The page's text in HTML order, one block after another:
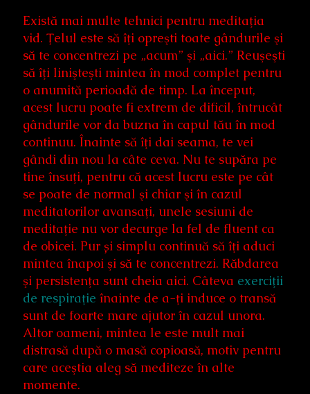
Există mai multe tehnici pentru meditaţia
vid. Ţelul este să îţi opreşti toate gândurile şi
să te concentrezi pe „acum” şi „aici.” Reuşeşti
să îţi linişteşti mintea în mod complet pentru
o anumită perioadă de timp. La început,
acest lucru poate fi extrem de dificil, întrucât
gândurile vor da buzna în capul tău în mod
continuu. Înainte să îţi dai seama, te vei
gândi din nou la câte ceva. Nu te supăra pe
tine însuţi, pentru că acest lucru este pe cât
se poate de normal şi chiar şi în cazul
meditatorilor avansaţi, unele sesiuni de
meditaţie nu vor decurge la fel de fluent ca
de obicei. Pur și simplu continuă să îţi aduci
mintea înapoi şi să te concentrezi. Răbdarea
şi persistenţa sunt cheia aici. Câteva exerciţii
de respiraţie înainte de a-ţi induce o transă
sunt de foarte mare ajutor în cazul unora.
Altor oameni, mintea le este mult mai
distrasă după o masă copioasă, motiv pentru
care aceştia aleg să mediteze în alte
momente.